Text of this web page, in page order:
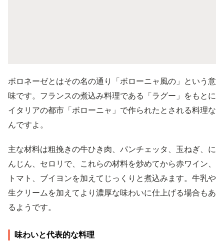
ボロネーゼとはその名の通り「ボローニャ風の」という意
味です。フランスの煮込み料理である「ラグー」をもとに
イタリアの都市「ボローニャ」で作られたとされる料理な
んですよ。
主な材料は粗挽きの牛ひき肉、パンチェッタ、玉ねぎ、に
んじん、セロリで、これらの材料を炒めてから赤ワイン、
トマト、ブイヨンを加えてじっくりと煮込みます。牛乳や
生クリームを加えてより濃厚な味わいに仕上げる場合もあ
るようです。
味わいと代表的な料理